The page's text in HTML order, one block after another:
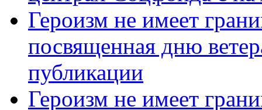
Героизм не имеет
посвященная дню
публикации
Героизм не имеет